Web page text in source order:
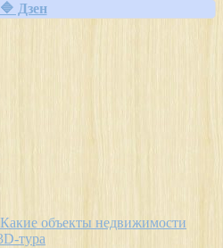
🔷 Дзен
Какие объекты недвижимости
тура